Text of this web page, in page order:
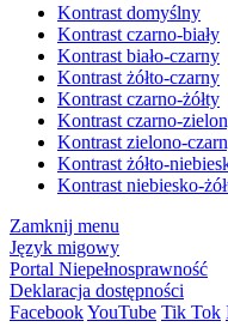
Kontrast domyślny
Kontrast czarno-biały
Kontrast biało-czarny
Kontrast żółto-czarny
Kontrast czarno-żółty
Kontrast czarno-
Kontrast zielono-
Kontrast żółto-
Kontrast niebiesko-
Zamknij menu
Język migowy
Portal Niepełnosprawność
Deklaracja dostępności
FacebookYouTube Tik Tok